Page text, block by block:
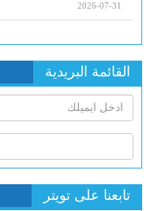
2026-07-31
القائمة البريدية
تابعنا على تويتر